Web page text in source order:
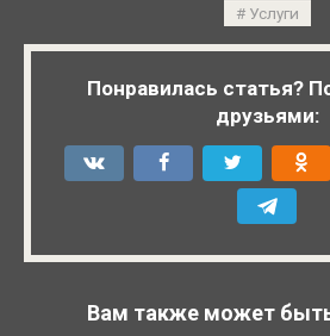
Услуги
Понравилась статья?
друзьями:
Вам также может